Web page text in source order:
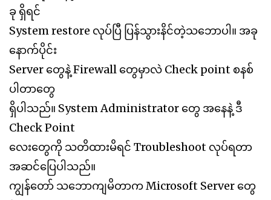
ခု ရှိရင်
System restore လုပ်ပြီ ပြန်သွားနိင်တဲ့သဘောပါ။ အခု
နောက်ပိုင်း
Server တွေနဲ့ Firewall တွေမှာလဲ Check point စနစ်
ပါတာတွေ
ရှိပါသည်။ System Administrator တွေ အနေနဲ့ ဒီ
Check Point
လေးတွေကို သတိထားမိရင် Troubleshoot လုပ်ရတာ
အဆင်ပြေပါသည်။
ကျွန်တော် သဘောကျမိတာက Microsoft Server တွေ